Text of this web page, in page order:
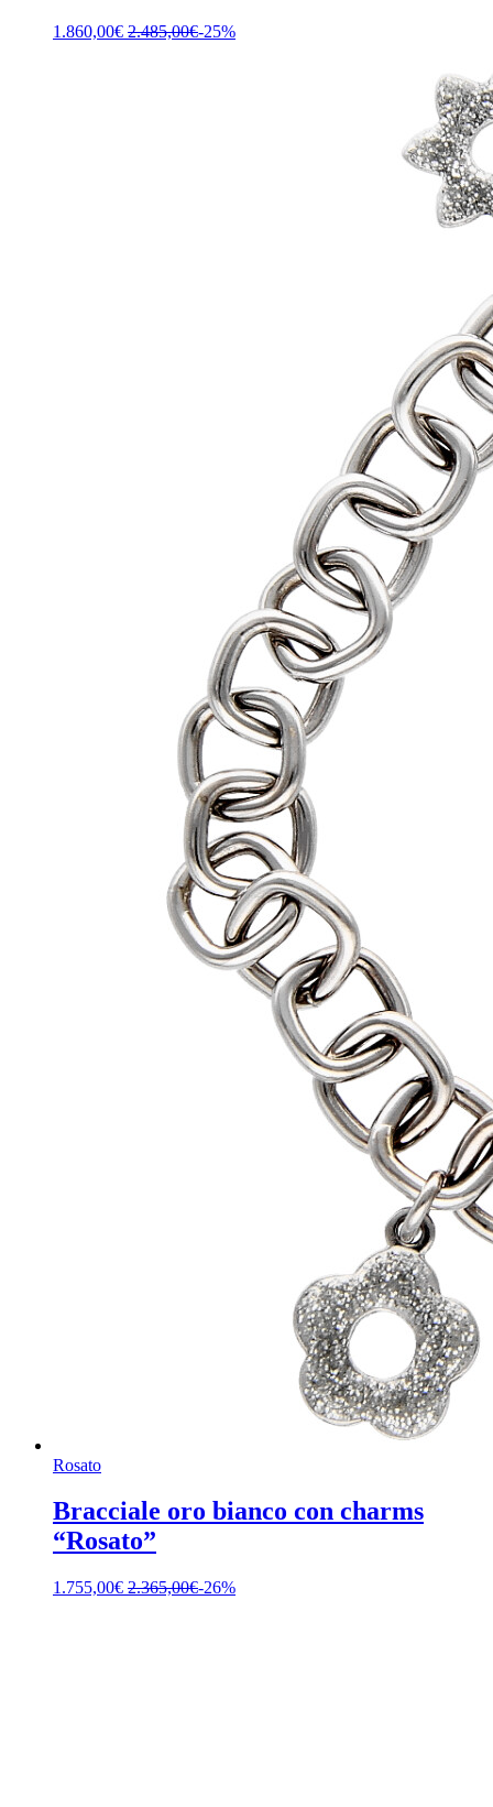
1.860,00€ 2.485,00€-25%
Rosato
Bracciale oro bianco con charms
“Rosato”
1.755,00€ 2.365,00€-26%